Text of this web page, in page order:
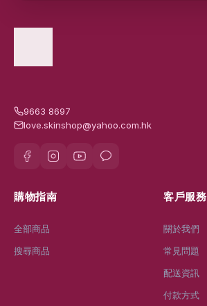
9663 8697
love.skinshop@yahoo.com.hk
購物指南
全部商品
搜尋商品
客戶服務
關於我們
常見問題
配送資訊
付款方式